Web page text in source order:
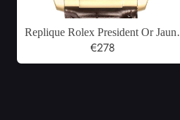
Replique Rolex President Or Jaune
Nacre Diamant Montre Homme
€278